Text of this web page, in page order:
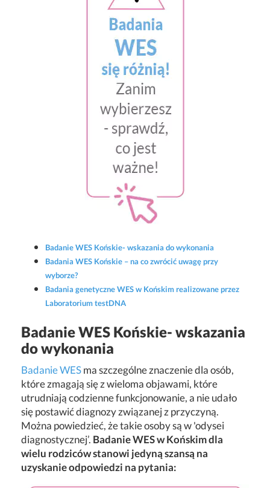
Badanie WES Końskie- wskazania do wykonania
Badania WES Końskie – na co zwrócić uwagę przy
wyborze?
Badania genetyczne WES w Końskim realizowane przez
Laboratorium testDNA
Badanie WES Końskie- wskazania
do wykonania
Badanie WESma szczególne znaczenie dla osób,
które zmagają się z wieloma objawami, które
utrudniają codzienne funkcjonowanie, a nie udało
się postawić diagnozy związanej z przyczyną.
Można powiedzieć, że takie osoby są w 'odysei
diagnostycznej’. Badanie WES w Końskim dla
wielu rodziców stanowi jedyną szansą na
uzyskanie odpowiedzi na pytania: